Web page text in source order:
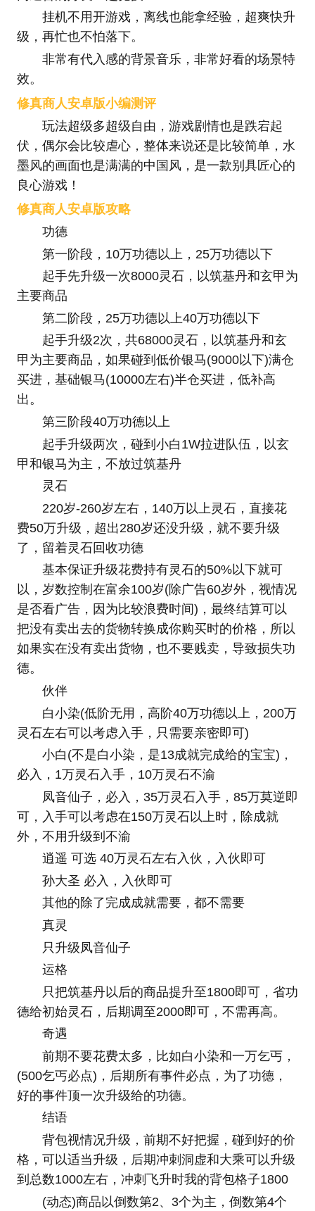
挂机不用开游戏，离线也能拿经验，超爽快升
级，再忙也不怕落下。
非常有代入感的背景音乐，非常好看的场景特
效。
修真商人安卓版小编测评
玩法超级多超级自由，游戏剧情也是跌宕起
伏，偶尔会比较虐心，整体来说还是比较简单，水
墨风的画面也是满满的中国风，是一款别具匠心的
良心游戏！
修真商人安卓版攻略
功德
第一阶段，10万功德以上，25万功德以下
起手先升级一次8000灵石，以筑基丹和玄甲为
主要商品
第二阶段，25万功德以上40万功德以下
起手升级2次，共68000灵石，以筑基丹和玄
甲为主要商品，如果碰到低价银马(9000以下)满仓
买进，基础银马(10000左右)半仓买进，低补高
出。
第三阶段40万功德以上
起手升级两次，碰到小白1W拉进队伍，以玄
甲和银马为主，不放过筑基丹
灵石
220岁-260岁左右，140万以上灵石，直接花
费50万升级，超出280岁还没升级，就不要升级
了，留着灵石回收功德
基本保证升级花费持有灵石的50%以下就可
以，岁数控制在富余100岁(除广告60岁外，视情况
是否看广告，因为比较浪费时间)，最终结算可以
把没有卖出去的货物转换成你购买时的价格，所以
如果实在没有卖出货物，也不要贱卖，导致损失功
德。
伙伴
白小染(低阶无用，高阶40万功德以上，200万
灵石左右可以考虑入手，只需要亲密即可)
小白(不是白小染，是13成就完成给的宝宝)，
必入，1万灵石入手，10万灵石不渝
凤音仙子，必入，35万灵石入手，85万莫逆即
可，入手可以考虑在150万灵石以上时，除成就
外，不用升级到不渝
逍遥 可选 40万灵石左右入伙，入伙即可
孙大圣 必入，入伙即可
其他的除了完成成就需要，都不需要
真灵
只升级凤音仙子
运格
只把筑基丹以后的商品提升至1800即可，省功
德给初始灵石，后期调至2000即可，不需再高。
奇遇
前期不要花费太多，比如白小染和一万乞丐，
(500乞丐必点)，后期所有事件必点，为了功德，
好的事件顶一次升级给的功德。
结语
背包视情况升级，前期不好把握，碰到好的价
格，可以适当升级，后期冲刺洞虚和大乘可以升级
到总数1000左右，冲刺飞升时我的背包格子1800
(动态)商品以倒数第2、3个为主，倒数第4个